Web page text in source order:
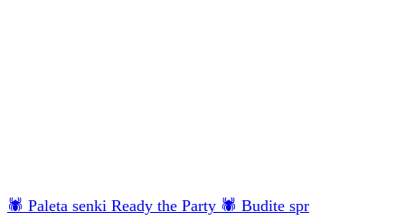
🕷 Paleta senki Ready the Party 🕷 Budite spr